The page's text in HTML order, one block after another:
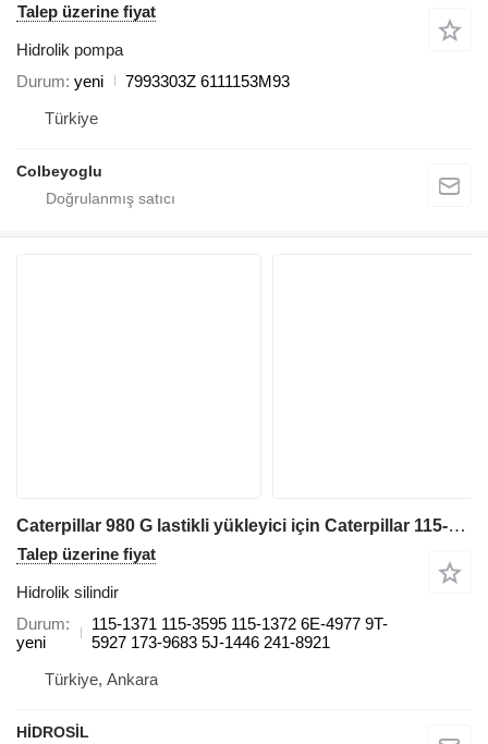
Talep üzerine fiyat
Hidrolik pompa
Durum yeni
7993303Z 6111153M93
Türkiye
Colbeyoglu
Caterpillar 980 G lastikli yükleyici için Caterpillar 115-1371 115-1371 115-1371 115-3595 115-1372 6E-4977 9T-5927 173-9683 5J-1446 241-8921 hidrolik silindir
Talep üzerine fiyat
Hidrolik silindir
Durum
yeni
115-1371 115-3595 115-1372 6E-4977 9T-
5927 173-9683 5J-1446 241-8921
Türkiye, Ankara
HİDROSİL